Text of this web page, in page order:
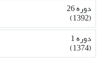
دوره 26
(1392)
دوره 1
(1374)